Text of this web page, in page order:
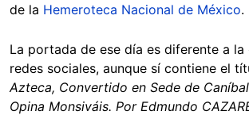
de la Hemeroteca Nacional de México.
La portada de ese día es diferente a la
redes sociales, aunque sí contiene el
Azteca, Convertido en Sede de
Opina Monsiváis. Por Edmundo